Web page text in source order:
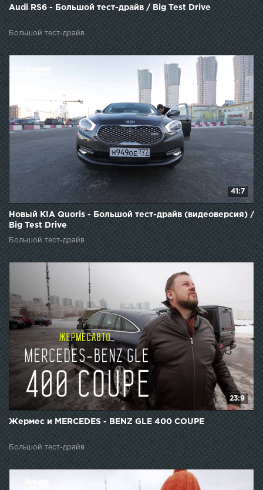
Audi RS6 - Большой тест-драйв / Big Test Drive
Большой тест-драйв
41:7
Новый KIA Quoris - Большой тест-драйв (видеоверсия) /
Big Test Drive
Большой тест-драйв
23:9
Жермес и MERCEDES - BENZ GLE 400 COUPE
Большой тест-драйв